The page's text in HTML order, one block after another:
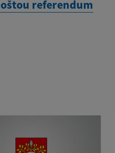
referendum